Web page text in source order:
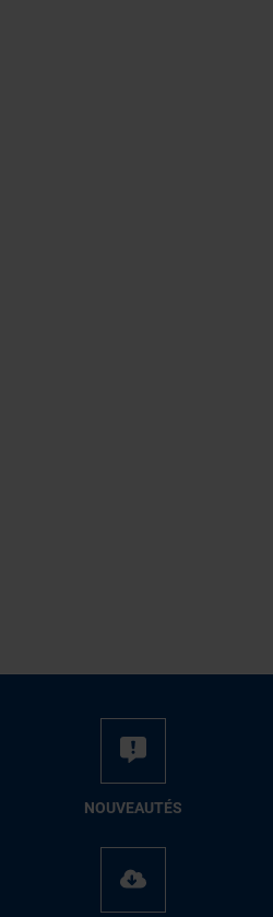
NOUVEAUTÉS